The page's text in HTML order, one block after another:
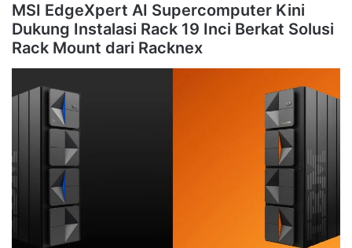
MSI EdgeXpert AI Supercomputer Kini
Dukung Instalasi Rack 19 Inci Berkat Solusi
Rack Mount dari Racknex